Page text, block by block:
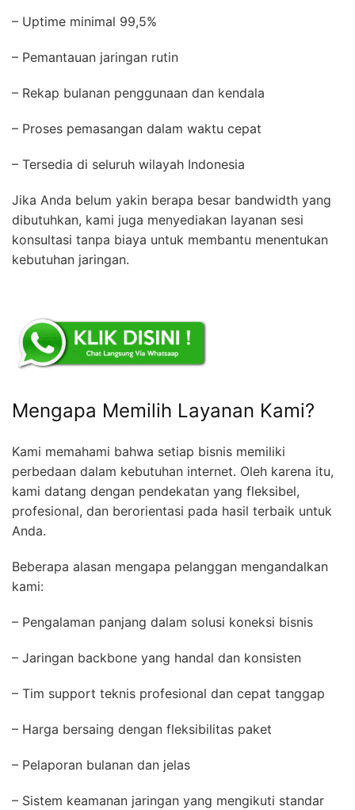
– Uptime minimal 99,5%
– Pemantauan jaringan rutin
– Rekap bulanan penggunaan dan kendala
– Proses pemasangan dalam waktu cepat
– Tersedia di seluruh wilayah Indonesia
Jika Anda belum yakin berapa besar bandwidth yang
dibutuhkan, kami juga menyediakan layanan sesi
konsultasi tanpa biaya untuk membantu menentukan
kebutuhan jaringan.
Mengapa Memilih Layanan Kami?
Kami memahami bahwa setiap bisnis memiliki
perbedaan dalam kebutuhan internet. Oleh karena itu,
kami datang dengan pendekatan yang fleksibel,
profesional, dan berorientasi pada hasil terbaik untuk
Anda.
Beberapa alasan mengapa pelanggan mengandalkan
kami:
– Pengalaman panjang dalam solusi koneksi bisnis
– Jaringan backbone yang handal dan konsisten
– Tim support teknis profesional dan cepat tanggap
– Harga bersaing dengan fleksibilitas paket
– Pelaporan bulanan dan jelas
– Sistem keamanan jaringan yang mengikuti standar